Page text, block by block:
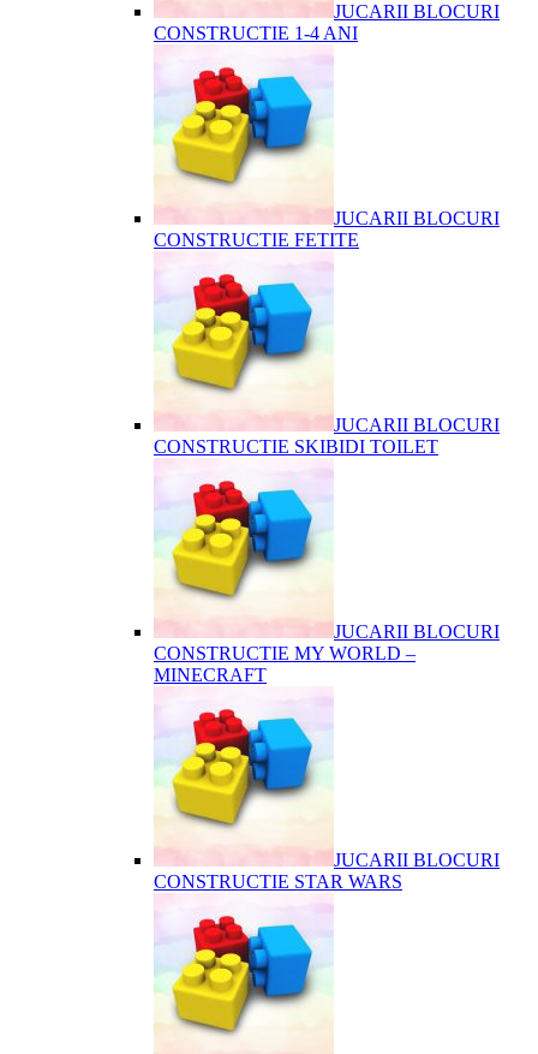
JUCARII BLOCURI
CONSTRUCTIE 1-4 ANI
JUCARII BLOCURI
CONSTRUCTIE FETITE
JUCARII BLOCURI
CONSTRUCTIE SKIBIDI TOILET
JUCARII BLOCURI
CONSTRUCTIE MY WORLD –
MINECRAFT
JUCARII BLOCURI
CONSTRUCTIE STAR WARS